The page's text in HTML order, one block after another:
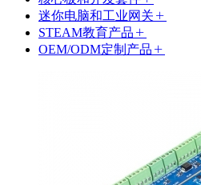
迷你电脑和工业网关
STEAM教育产品
OEM/ODM定制产品